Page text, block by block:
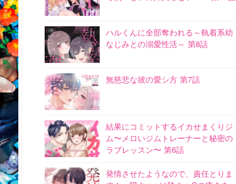
ハルくんに全部奪われる～執着系幼
なじみとの溺愛性活～ 第8話
無慈悲な彼の愛シ方 第7話
結果にコミットするイカせまくりジ
ム〜メロいジムトレーナーと秘密の
ラブレッスン〜 第6話
発情させたようなので、責任とりま